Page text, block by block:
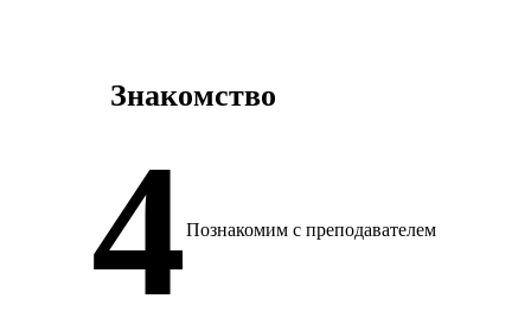
Знакомство
Познакомим с преподавателем